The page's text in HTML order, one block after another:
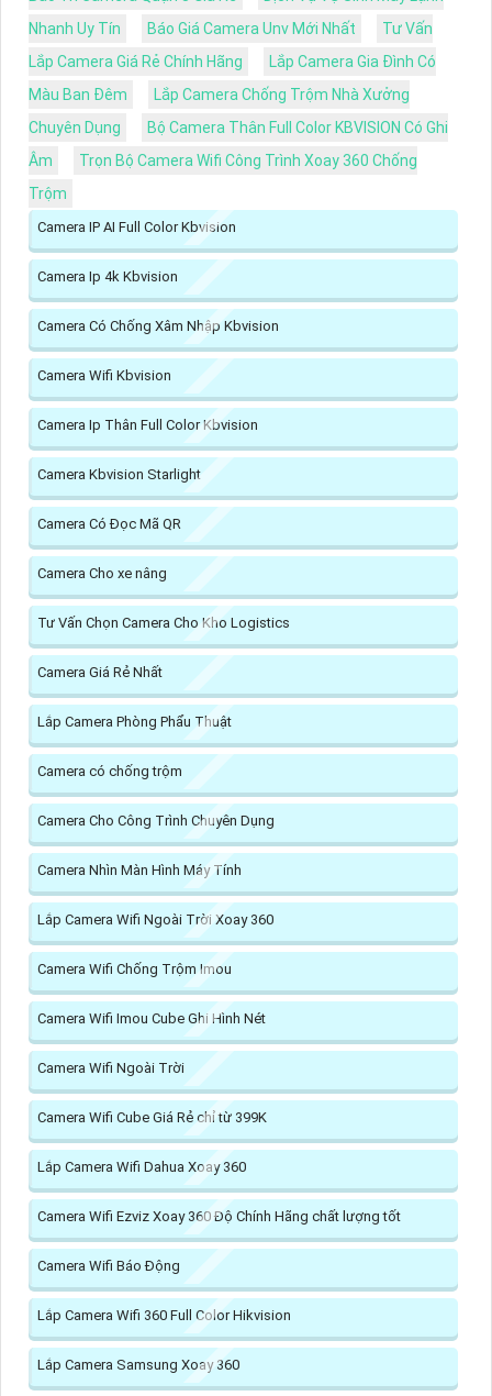
Nhanh Uy Tín
Báo Giá Camera Unv Mới Nhất
Tư Vấn
Lắp Camera Giá Rẻ Chính Hãng
Lắp Camera Gia Đình Có
Màu Ban Đêm
Lắp Camera Chống Trộm Nhà Xưởng
Chuyên Dụng
Bộ Camera Thân Full Color KBVISION Có Ghi
Âm
Trọn Bộ Camera Wifi Công Trình Xoay 360 Chống
Trộm
Camera IP AI Full Color Kbvision
Camera Ip 4k Kbvision
Camera Có Chống Xâm Nhập Kbvision
Camera Wifi Kbvision
Camera Ip Thân Full Color Kbvision
Camera Kbvision Starlight
Camera Có Đọc Mã QR
Camera Cho xe nâng
Tư Vấn Chọn Camera Cho Kho Logistics
Camera Giá Rẻ Nhất
Lắp Camera Phòng Phẩu Thuật
Camera có chống trộm
Camera Cho Công Trình Chuyên Dụng
Camera Nhìn Màn Hình Máy Tính
Lắp Camera Wifi Ngoài Trời Xoay 360
Camera Wifi Chống Trộm Imou
Camera Wifi Imou Cube Ghi Hình Nét
Camera Wifi Ngoài Trời
Camera Wifi Cube Giá Rẻ chỉ từ 399K
Lắp Camera Wifi Dahua Xoay 360
Camera Wifi Ezviz Xoay 360 Độ Chính Hãng chất lượng tốt
Camera Wifi Báo Động
Lắp Camera Wifi 360 Full Color Hikvision
Lắp Camera Samsung Xoay 360